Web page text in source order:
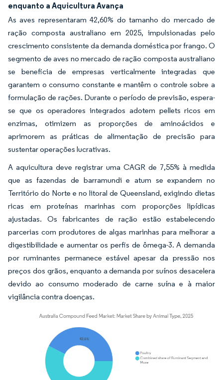
enquanto a Aquicultura Avança
As aves representaram 42,60% do tamanho do mercado de
ração composta australiano em 2025, impulsionadas pelo
crescimento consistente da demanda doméstica por frango. O
segmento de aves no mercado de ração composta australiano
se beneficia de empresas verticalmente integradas que
garantem o consumo constante e mantêm o controle sobre a
formulação de rações. Durante o período de previsão, espera-
se que os operadores integrados adotem pellets ricos em
enzimas, otimizem as proporções de aminoácidos e
aprimorem as práticas de alimentação de precisão para
sustentar operações lucrativas.
A aquicultura deve registrar uma CAGR de 7,55% à medida
que as fazendas de barramundi e atum se expandem no
Território do Norte e no litoral de Queensland, exigindo dietas
ricas em proteínas marinhas com proporções lipídicas
ajustadas. Os fabricantes de ração estão estabelecendo
parcerias com produtores de algas marinhas para melhorar a
digestibilidade e aumentar os perfis de ômega-3. A demanda
por ruminantes permanece estável apesar da pressão nos
preços dos grãos, enquanto a demanda por suínos desacelera
devido ao consumo moderado de carne suína e à maior
vigilância contra doenças.